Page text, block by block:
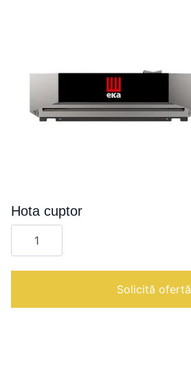
Hota cuptor
Cantitate
Hota
Solicită ofertă